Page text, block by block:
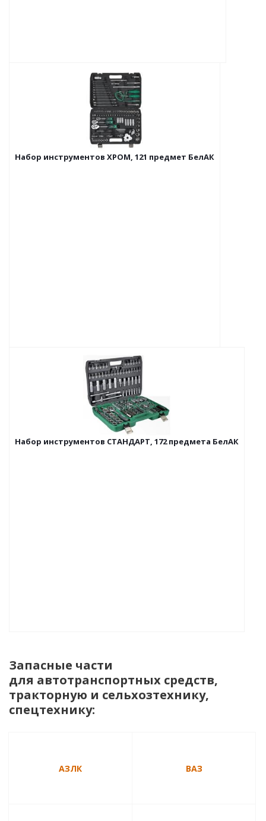
Набор инструментов ХРОМ, 121 предмет БелАК
Набор инструментов СТАНДАРТ, 172 предмета БелАК
Запасные части
для автотранспортных средств,
тракторную и сельхозтехнику,
спецтехнику:
АЗЛК ВАЗ